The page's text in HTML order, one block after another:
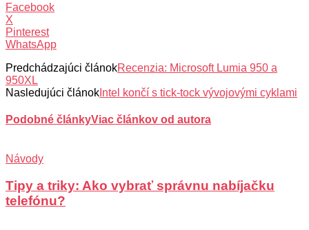
Facebook
X
Pinterest
WhatsApp
Predchádzajúci článokRecenzia: Microsoft Lumia 950 a
950XL
Nasledujúci článok Intel končí s tick-tock vývojovými cyklami
Podobné článkyViac článkov od autora
Návody
Tipy a triky: Ako vybrať správnu nabíjačku
telefónu?